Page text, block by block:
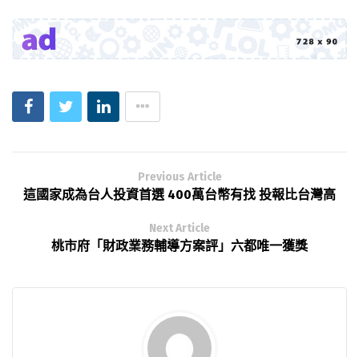
Previous Article
這國家成為台人投資首選 400萬台幣有找 投報比台灣高
Next Article
桃市府「財政業務輔導方案評」六都唯一獲獎